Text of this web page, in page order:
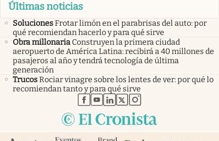
Últimas noticias
SolucionesFrotar limón en el parabrisas del auto: por
qué recomiendan hacerlo y para qué sirve
Obra millonaria Construyen la primera ciudad
aeropuerto de América Latina: recibirá a 40 millones de
pasajeros al año y tendrá tecnología de última
generación
TrucosRociar vinagre sobre los lentes de ver: por qué lo
recomiendan tanto y para qué sirve
abre en nueva pestaña
abre en nueva pestaña
abre en nueva pestaña
abre en nueva pestaña
abre en nueva pestaña